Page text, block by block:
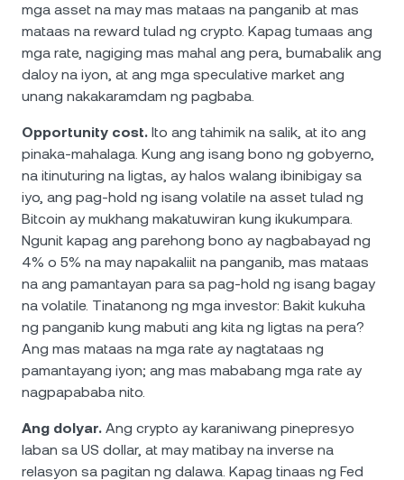
mga asset na may mas mataas na panganib at mas
mataas na reward tulad ng crypto. Kapag tumaas ang
mga rate, nagiging mas mahal ang pera, bumabalik ang
daloy na iyon, at ang mga speculative market ang
unang nakakaramdam ng pagbaba.
Opportunity cost. Ito ang tahimik na salik, at ito ang
pinaka-mahalaga. Kung ang isang bono ng gobyerno,
na itinuturing na ligtas, ay halos walang ibinibigay sa
iyo, ang pag-hold ng isang volatile na asset tulad ng
Bitcoin ay mukhang makatuwiran kung ikukumpara.
Ngunit kapag ang parehong bono ay nagbabayad ng
4% o 5% na may napakaliit na panganib, mas mataas
na ang pamantayan para sa pag-hold ng isang bagay
na volatile. Tinatanong ng mga investor: Bakit kukuha
ng panganib kung mabuti ang kita ng ligtas na pera?
Ang mas mataas na mga rate ay nagtataas ng
pamantayang iyon; ang mas mababang mga rate ay
nagpapababa nito.
Ang dolyar. Ang crypto ay karaniwang pinepresyo
laban sa US dollar, at may matibay na inverse na
relasyon sa pagitan ng dalawa. Kapag tinaas ng Fed